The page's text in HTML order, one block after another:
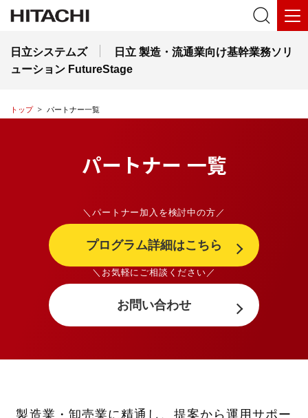
日立システムズ
日立 製造・流通業向け基幹業務ソリ
ューション FutureStage
トップ パートナー一覧
パートナー 一覧
＼パートナー加入を検討中の方／
プログラム詳細はこちら
＼お気軽にご相談ください／
お問い合わせ
製造業・卸売業に精通し、提案から運用サポー